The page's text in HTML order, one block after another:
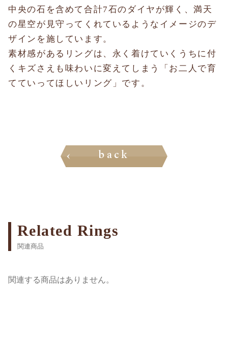
中央の石を含めて合計7石のダイヤが輝く、満天
の星空が見守ってくれているようなイメージのデ
ザインを施しています。
素材感があるリングは、永く着けていくうちに付
くキズさえも味わいに変えてしまう「お二人で育
てていってほしいリング」です。
back
Related Rings
関連商品
関連する商品はありません。